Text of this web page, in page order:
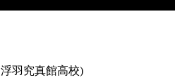
羽究真館高校)